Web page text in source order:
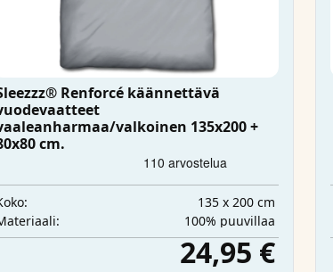
Renforcé käännettävä
valkoinen 135x200 +
cm.
135 x 200 cm
100% puuvillaa
24,95 €